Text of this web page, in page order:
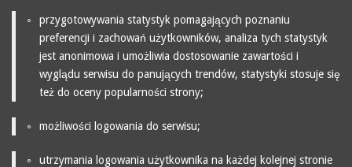
przygotowywania statystyk pomagających poznaniu
preferencji i zachowań użytkowników, analiza tych statystyk
jest anonimowa i umożliwia dostosowanie zawartości i
wyglądu serwisu do panujących trendów, statystyki stosuje się
też do oceny popularności strony;
możliwości logowania do serwisu;
utrzymania logowania użytkownika na każdej kolejnej stronie